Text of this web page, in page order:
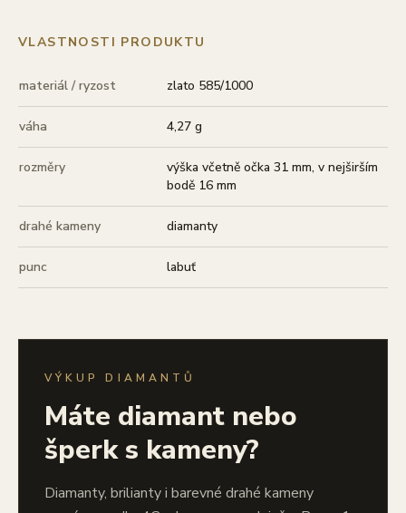
VLASTNOSTI PRODUKTU
materiál / ryzost zlato 585/1000
váha 4,27 g
rozměry
výška včetně očka 31 mm, v nejširším
bodě 16 mm
drahé kameny diamanty
punc labuť
VÝKUP DIAMANTŮ
Máte diamant nebo
šperk s kameny?
Diamanty, brilianty i barevné drahé kameny